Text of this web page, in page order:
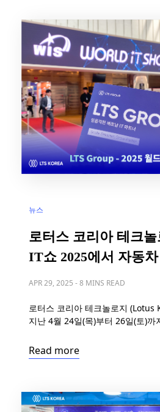
화하는 SDV: 애자일, 글로벌, AI,
를 […]
뉴스
로터스 코리아 테크
IT쇼 2025에서 자동
어 개발 & 테스트; AI
소싱 서비스 위상 강화
APR 29, 2025 -8 MINS READ
로터스 코리아 테크놀로지 (Lotus
지난 4월 24일(목)부터 26일(토)까
소개 2016년에 설립된 LTS Group
하고 있는 IT 아웃소싱 서비스 제공
를 제공하고 있다. 현재 5개 자회
Read more